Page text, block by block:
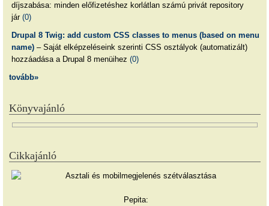
díjszabása: minden előfizetéshez korlátlan számú privát repository
jár (0)
Drupal 8 Twig: add custom CSS classes to menus (based on menu
name)– Saját elképzeléseink szerinti CSS osztályok (automatizált)
hozzáadása a Drupal 8 menüihez (0)
tovább»
Könyvajánló
Cikkajánló
Pepita: